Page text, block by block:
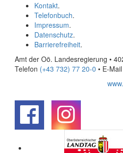
Kontakt.
Telefonbuch.
Impressum.
Datenschutz.
Barrierefreiheit.
Amt der Oö. Landesregierung •
Telefon (+43 732) 77 20-0 • E-Mail